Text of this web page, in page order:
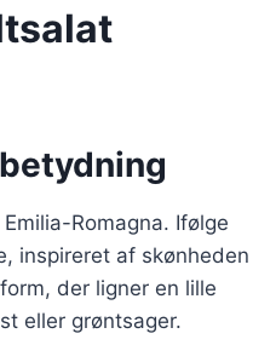
Romagna. Ifølge
inspireret af skønheden
der ligner en lille
eller grøntsager.